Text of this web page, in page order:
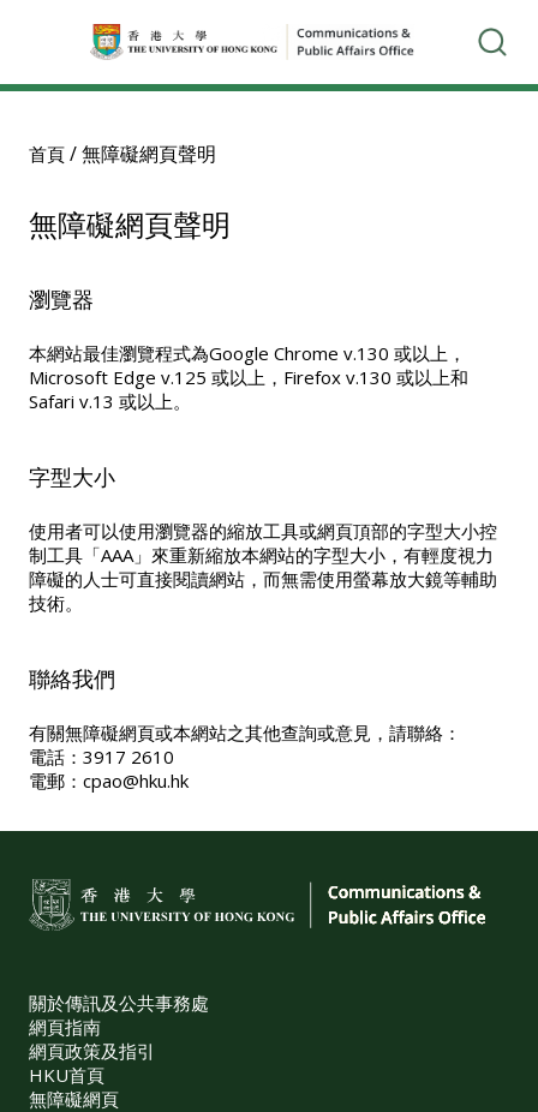
首頁 /無障礙網頁聲明
無障礙網頁聲明
瀏覽器
本網站最佳瀏覽程式為Google Chrome v.130 或以上，
Microsoft Edge v.125 或以上，Firefox v.130 或以上和
Safari v.13 或以上。
字型大小
使用者可以使用瀏覽器的縮放工具或網頁頂部的字型大小控
制工具「AAA」來重新縮放本網站的字型大小，有輕度視力
障礙的人士可直接閱讀網站，而無需使用螢幕放大鏡等輔助
技術。
聯絡我們
有關無障礙網頁或本網站之其他查詢或意見，請聯絡：
電話：3917 2610
電郵： cpao@hku.hk
關於傳訊及公共事務處
網頁指南
網頁政策及指引
HKU首頁
無障礙網頁